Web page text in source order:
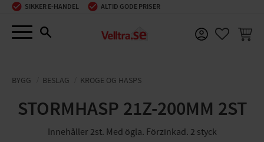
Menu
SIKKER E-HANDEL ALTID GODE PRISER
BYGG BESLAG KROGE OG HASPS
STORMHASP 21Z-200MM 2ST
Innehåller 2st. Med ögla. Förzinkad. 2 styck